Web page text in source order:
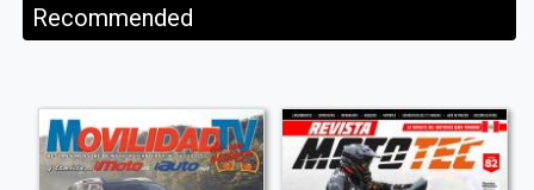
Recommended